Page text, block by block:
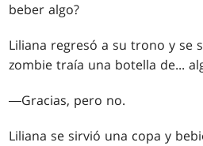
beber algo?
Liliana regresó a su trono y se
zombie traía una botella de...
―Gracias, pero no.
Liliana se sirvió una copa y